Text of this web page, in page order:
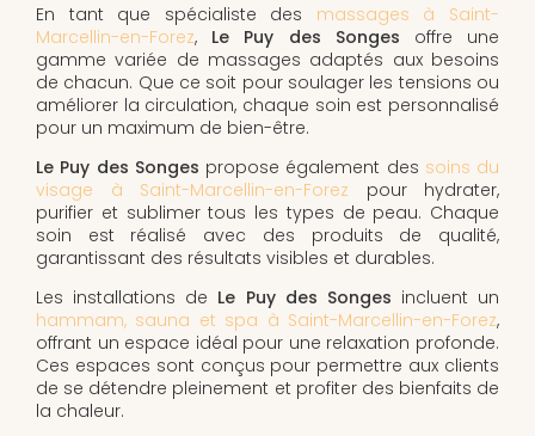
En tant que spécialiste des massages à Saint-
Marcellin-en-Forez, Le Puy des Songes offre une
gamme variée de massages adaptés aux besoins
de chacun. Que ce soit pour soulager les tensions ou
améliorer la circulation, chaque soin est personnalisé
pour un maximum de bien-être.
Le Puy des Songes propose également des soins du
visage à Saint-Marcellin-en-Forez pour hydrater,
purifier et sublimer tous les types de peau. Chaque
soin est réalisé avec des produits de qualité,
garantissant des résultats visibles et durables.
Les installations de Le Puy des Songes incluent un
hammam, sauna et spa à Saint-Marcellin-en-Forez,
offrant un espace idéal pour une relaxation profonde.
Ces espaces sont conçus pour permettre aux clients
de se détendre pleinement et profiter des bienfaits de
la chaleur.